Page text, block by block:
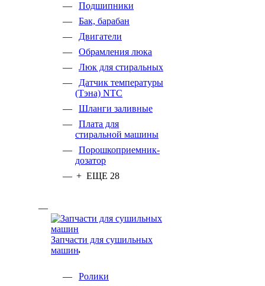
Подшипники
Бак, барабан
Двигатели
Обрамления люка
Люк для стиральных
Датчик температуры
(Тэна) NTC
Шланги заливные
Плата для
стиральной машины
Порошкоприемник-
дозатор
+ ЕЩЕ 28
Запчасти для сушильных
машин
Ролики